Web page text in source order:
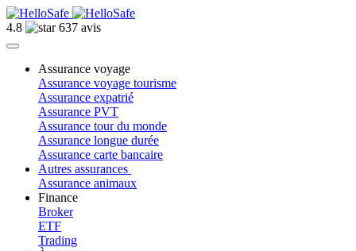
4.8 637 avis
Assurance voyage
Assurance voyage tourisme
Assurance expatrié
Assurance PVT
Assurance tour du monde
Assurance longue durée
Assurance carte bancaire
Autres assurances
Assurance animaux
Finance
Broker
ETF
Trading